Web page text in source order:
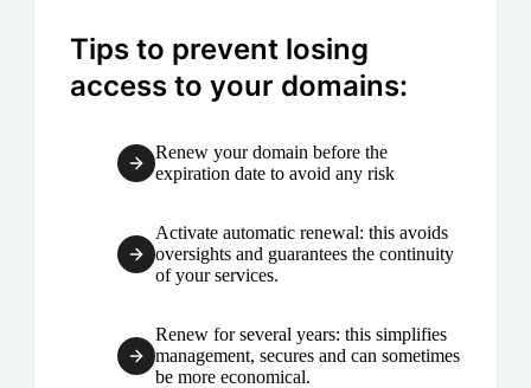
Tips to prevent losing
access to your domains:
Renew your domain before the
expiration date to avoid any risk
Activate automatic renewal: this avoids
oversights and guarantees the continuity
of your services.
Renew for several years: this simplifies
management, secures and can sometimes
be more economical.